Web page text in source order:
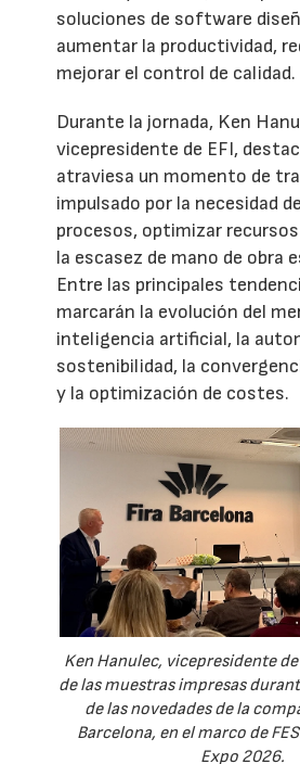
soluciones de software
aumentar la productividad,
mejorar el control de calidad.
Durante la jornada, Ken
vicepresidente de EFI,
atraviesa un momento de
impulsado por la necesidad
procesos, optimizar
la escasez de mano de obra
Entre las principales
marcarán la evolución del
inteligencia artificial, la
sostenibilidad, la
y la optimización de costes.
Ken Hanulec, vicepresidente
de las muestras impresas
de las novedades de la
Barcelona, en el marco de
Expo 2026.